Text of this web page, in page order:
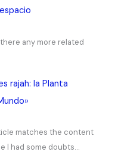
any more related
rajah: la Planta
matches the content
I had some doubts…